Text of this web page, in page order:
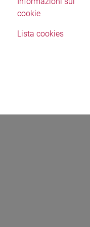
cookie
Lista cookies